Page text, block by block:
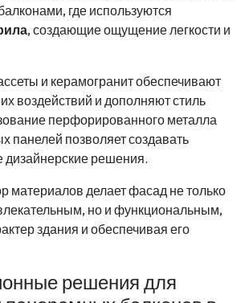
где используются
, создающие ощущение легкости и
и керамогранит обеспечивают
воздействий и дополняют стиль
перфорированного металла
панелей позволяет создавать
решения.
материалов делает фасад не только
но и функциональным,
здания и обеспечивая его
решения для